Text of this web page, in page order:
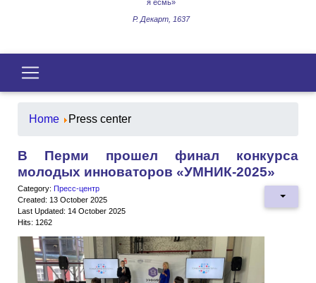
я есмь»
Р. Декарт, 1637
Home Press center
В Перми прошел финал конкурса
молодых инноваторов «УМНИК-2025»
Category: Пресс-центр
Created: 13 October 2025
Last Updated: 14 October 2025
Hits: 1262